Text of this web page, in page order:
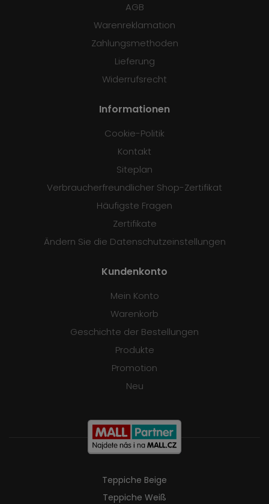
AGB
Warenreklamation
Zahlungsmethoden
Lieferung
Widerrufsrecht
Informationen
Cookie-Politik
Kontakt
Siteplan
Verbraucherfreundlicher Shop-Zertifikat
Häufigste Fragen
Zertifikate
Ändern Sie die Datenschutzeinstellungen
Kundenkonto
Mein Konto
Warenkorb
Geschichte der Bestellungen
Produkte
Promotion
Neu
Teppiche Beige
Teppiche Weiß